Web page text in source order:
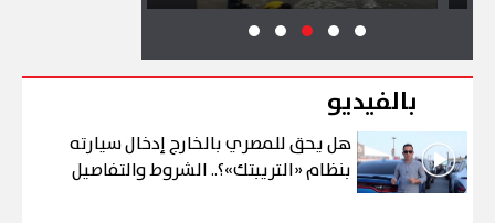
بالفيديو
هل يحق للمصري بالخارج إدخال سيارته
بنظام «التريبتك»؟.. الشروط والتفاصيل